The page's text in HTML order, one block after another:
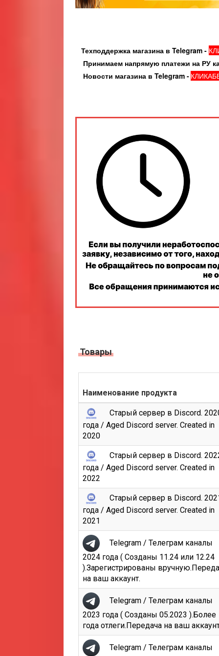
Техподдержка магазина в Telegram -
Принимаем напрямую платежи на РУ
Новости магазина в Telegram -
Товары
Наименование продукта
Старый сервер в Discord.
года / Aged Discord server. Created in
2020
Старый сервер в Discord.
года / Aged Discord server. Created in
2022
Старый сервер в Discord.
года / Aged Discord server. Created in
2021
Telegram / Телеграм каналы
2024 года ( Созданы 11.24 или 12.24
).Зарегистрированы
на ваш аккаунт.
Telegram / Телеграм каналы
2023 года ( Созданы 05.2023 ).Более
года отлеги.Передача на ваш
Telegram / Телеграм каналы